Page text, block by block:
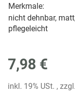
Merkmale:
nicht dehnbar,
pflegeleicht
7,98 €
inkl. 19% USt. , zzgl.